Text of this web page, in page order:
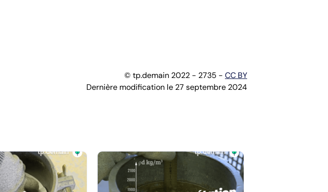
© tp.demain 2022 - 2735 - CC BY
Dernière modification le 27 septembre 2024